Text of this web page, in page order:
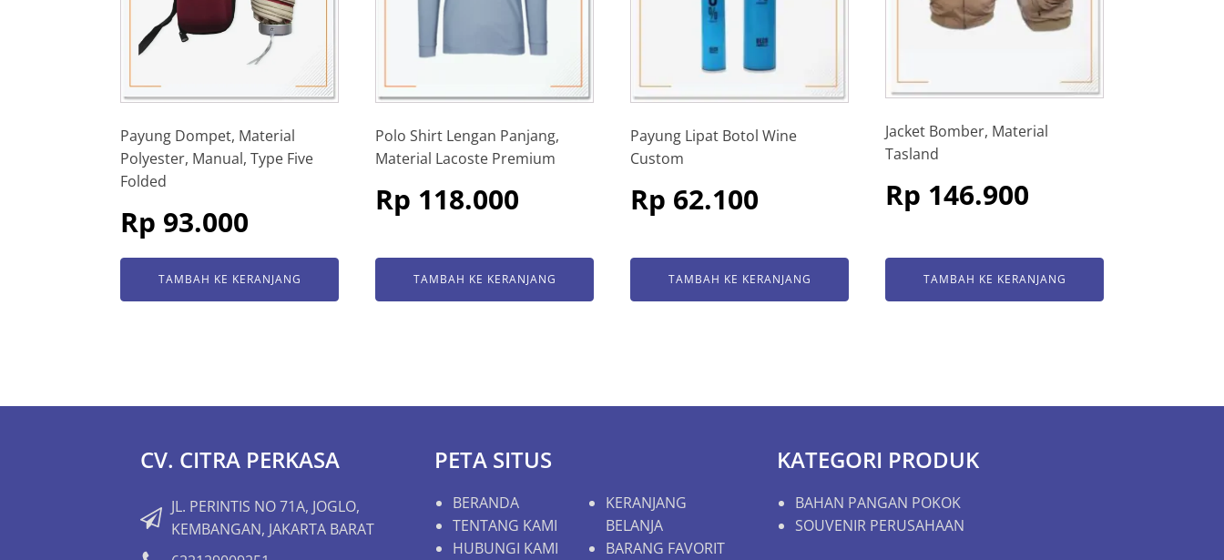
Payung Dompet, Material
Polyester, Manual, Type Five
Folded
Rp 93.000
TAMBAH KE KERANJANG
Polo Shirt Lengan Panjang,
Material Lacoste Premium
Rp 118.000
TAMBAH KE KERANJANG
Payung Lipat Botol Wine
Custom
Rp 62.100
TAMBAH KE KERANJANG
Jacket Bomber, Material
Tasland
Rp 146.900
TAMBAH KE KERANJANG
CV. CITRA PERKASA
JL. PERINTIS NO 71A, JOGLO,
KEMBANGAN, JAKARTA BARAT
PETA SITUS
BERANDA
TENTANG KAMI
HUBUNGI KAMI
KERANJANG
BELANJA
BARANG FAVORIT
KATEGORI PRODUK
BAHAN PANGAN POKOK
SOUVENIR PERUSAHAAN